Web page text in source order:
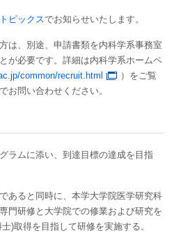
トピックスでお知らせいたします。
は、別途、申請書類を内科学系事務室
が必要です。詳細は内科学系ホームペ
common/recruit.html
）をご覧
お問い合わせください。
ラムに添い、到達目標の達成を目指
あると同時に、本学大学院医学研究科
門研修と大学院での修業および研究を
)取得を目指して研修を実施する。